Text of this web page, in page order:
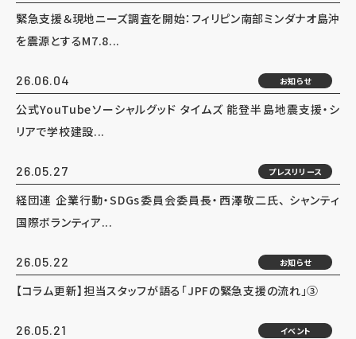
緊急支援＆現地ニーズ調査を開始：フィリピン南部ミンダナオ島沖
を震源とするM7.8...
26.06.04 お知らせ
公式YouTubeソーシャルグッド タイムズ 能登半島地震支援・シ
リアで学校建設...
26.05.27 プレスリリース
経団連 企業行動・SDGs委員会委員長・西澤敬二氏、 シャンティ
国際ボランティア...
26.05.22 お知らせ
【コラム更新】担当スタッフが語る「JPFの緊急支援の流れ」③
26.05.21 イベント